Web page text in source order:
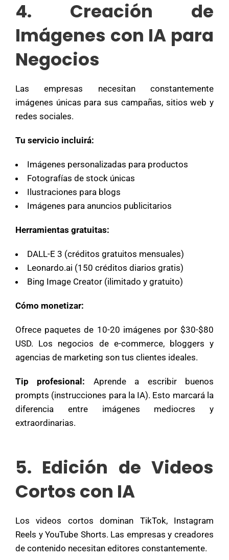
4. Creación de
Imágenes con IA para
Negocios
Las empresas necesitan constantemente
imágenes únicas para sus campañas, sitios web y
redes sociales.
Tu servicio incluirá:
Imágenes personalizadas para productos
Fotografías de stock únicas
Ilustraciones para blogs
Imágenes para anuncios publicitarios
Herramientas gratuitas:
DALL-E 3 (créditos gratuitos mensuales)
Leonardo.ai (150 créditos diarios gratis)
Bing Image Creator (ilimitado y gratuito)
Cómo monetizar:
Ofrece paquetes de 10-20 imágenes por $30-$80
USD. Los negocios de e-commerce, bloggers y
agencias de marketing son tus clientes ideales.
Tip profesional: Aprende a escribir buenos
prompts (instrucciones para la IA). Esto marcará la
diferencia entre imágenes mediocres y
extraordinarias.
5. Edición de Videos
Cortos con IA
Los videos cortos dominan TikTok, Instagram
Reels y YouTube Shorts. Las empresas y creadores
de contenido necesitan editores constantemente.